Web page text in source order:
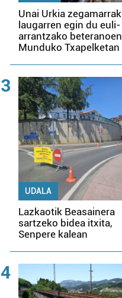
Unai Urkia zegamarrak
laugarren egin du euli-
arrantzako beteranoen
Munduko Txapelketan
3
UDALA
Lazkaotik Beasainera
sartzeko bidea itxita,
Senpere kalean
4